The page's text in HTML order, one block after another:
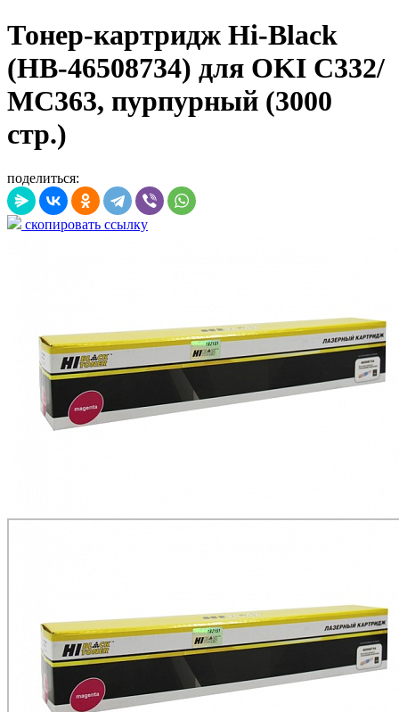
Тонер-картридж Hi-Black
(HB-46508734) для OKI C332/
MC363, пурпурный (3000
стр.)
поделиться:
скопировать ссылку